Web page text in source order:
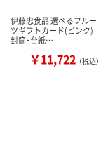
伊藤忠食品 選べるフルー
ツギフトカード(ピンク)
封筒・台紙…
￥11,722 （税込）